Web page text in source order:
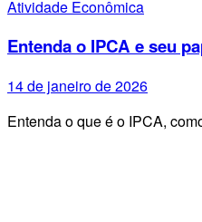
Atividade Econômica
Entenda o IPCA e seu
14 de janeiro de 2026
Entenda o que é o IPCA,